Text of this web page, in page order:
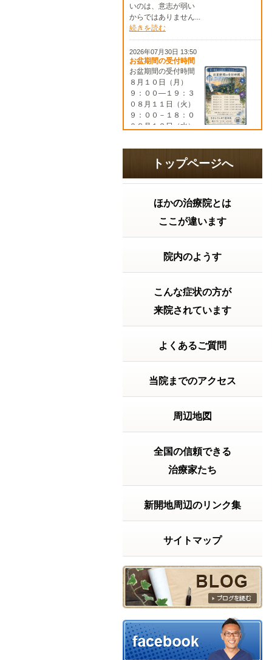
いのは、意志が弱い
からではありません...
続きを読む
2026年07月30日 13:50
お盆期間の受付時間
お盆期間の受付時間
８月１０日（月）
９：００―１９：３
０８月１１日（火）
９：００－１８：０
０８月１２日（水）
０８月１３日（木）
９：００－１８：０
０８月１４日（金）
９：００－１７：０
2026年07月21日 16:06
胃腸の調子はどうですか？ 2026
っておきたい！実は
大切な『夏の土用」
の過ごし方。こんに
ちは。きむらけんゆ
う整体院です。毎日
暑い日が続いていま
「食欲がない」 「胃
が重い」 「寝て... 続
きを読む
2026年07月15日 12:15
2026年7月20日の受付時間
（月）は 祝日ですが9
お願い致します。～
～～～～～～～～～
う整体院〒６５２－
に・・・
【実話】ベッドから
立ち上がるのに、15
分以上かかっていた
話「もう、この痛み
とは一生付き合って
いくしかないんか
な……」もし、あな
たが今そんな風に諦
トップページへ
ほかの治療院とは
ここが違います
院内のようす
こんな症状の方が
来院されています
よくあるご質問
当院までのアクセス
周辺地図
全国の信頼できる
治療家たち
新開地周辺のリンク集
サイトマップ